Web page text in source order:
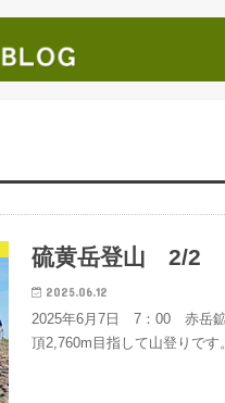
硫黄岳登山 2/2
2025.06.12
2025年6月7日 7：00 赤岳鉱
頂2,760m目指して山登りで